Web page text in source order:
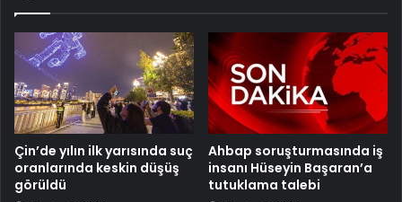
Çin’de yılın ilk yarısında suç
oranlarında keskin düşüş
görüldü
Ahbap soruşturmasında iş
insanı Hüseyin Başaran’a
tutuklama talebi